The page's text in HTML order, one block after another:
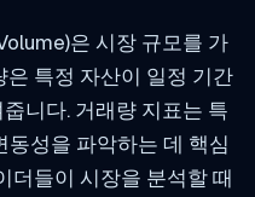
은 시장 규모를 가
특정 자산이 일정 기간
니다. 거래량 지표는 특
성을 파악하는 데 핵심
더들이 시장을 분석할 때